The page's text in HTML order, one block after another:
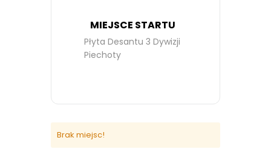
MIEJSCE STARTU
Płyta Desantu 3 Dywizji
Piechoty
Brak miejsc!